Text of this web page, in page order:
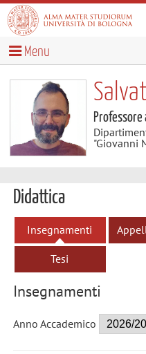
Menu
"Giovanni
Didattica
Insegnamenti
Tesi
Insegnamenti
Anno Accademico